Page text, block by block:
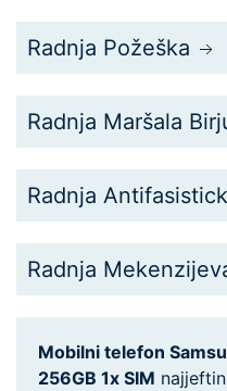
Radnja Požeška
Radnja Maršala
Radnja
Radnja
Mobilni telefon
256GB 1x SIM